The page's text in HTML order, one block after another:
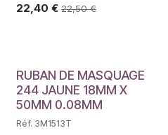
22,40 € 22,50€
RUBAN DE MASQUAGE
244 JAUNE 18MM X
50MM 0.08MM
Réf. 3M1513T